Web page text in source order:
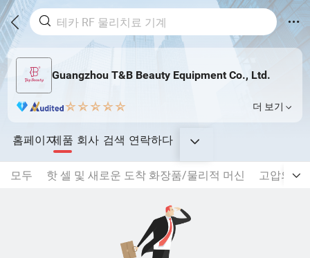
Guangzhou T&B Beauty Equipment Co., Ltd.
더 보기
홈페이지제품 회사 검색 연락하다
모두 핫 셀 및 새로운 도착 화장품/물리적 머신 고압의 방